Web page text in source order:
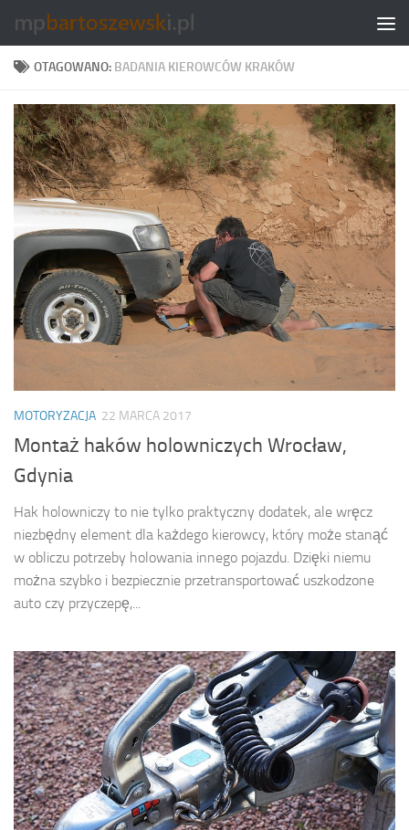
Skip to content
OTAGOWANO: BADANIA KIEROWCÓW KRAKÓW
MOTORYZACJA 22 MARCA 2017
Montaż haków holowniczych Wrocław,
Gdynia
Hak holowniczy to nie tylko praktyczny dodatek, ale wręcz
niezbędny element dla każdego kierowcy, który może stanąć
w obliczu potrzeby holowania innego pojazdu. Dzięki niemu
można szybko i bezpiecznie przetransportować uszkodzone
auto czy przyczepę,...